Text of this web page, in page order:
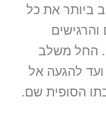
ביותר את כל
החל משלב
להגעה אל
הסופית שם.